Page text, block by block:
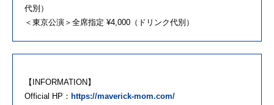
代別）
＜東京公演＞全席指定 ¥4,000（ドリンク代別）
【INFORMATION】
Official HP： https://maverick-mom.com/